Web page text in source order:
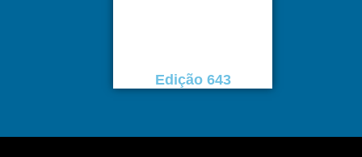
Edição 643